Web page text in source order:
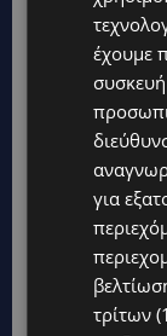
UPDATES
ΚΙΤΡΙΝΗ
Στους
ισχύ
έχουμε
για
τρίτων